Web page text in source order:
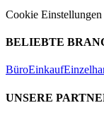
Cookie Einstellungen
BELIEBTE
BüroEinkauf
UNSERE